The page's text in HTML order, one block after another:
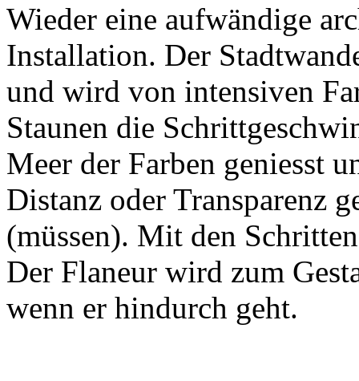
Wieder eine aufwändige
Installation. Der
und wird von intensiven
Staunen die
Meer der Farben geniesst
Distanz oder Transparenz
(müssen). Mit den
Der Flaneur wird zum
wenn er hindurch geht.